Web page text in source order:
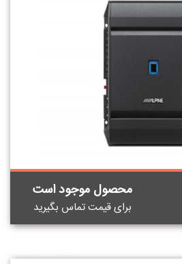
محصول موجود است
برای قيمت تماس بگيريد